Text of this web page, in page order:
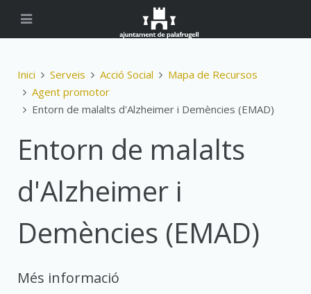
Inici Serveis Acció Social
Mapa de Recursos
Agent promotor
Entorn de malalts d'Alzheimer i Demències (EMAD)
Entorn de malalts
d'Alzheimer i
Demències (EMAD)
Més informació